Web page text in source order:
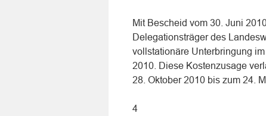
Mit Bescheid vom 30. Juni
Delegationsträger des
vollstationäre Unterbringung
2010. Diese Kostenzusage
28. Oktober 2010 bis zum 24.
4